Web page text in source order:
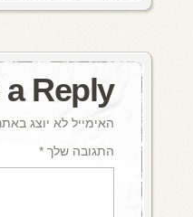
Reply
האימייל לא יוצג
התגובה שלך *